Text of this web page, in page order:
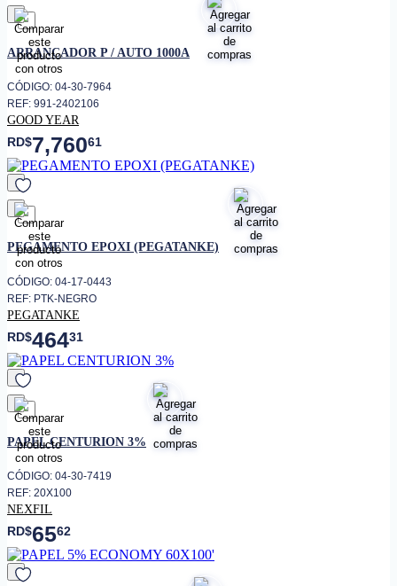
favorito
ARRANCADOR P / AUTO 1000A
CÓDIGO: 04-30-7964
REF: 991-2402106
GOOD YEAR
RD$7,76061
favorito
PEGAMENTO EPOXI (PEGATANKE)
CÓDIGO: 04-17-0443
REF: PTK-NEGRO
PEGATANKE
RD$46431
favorito
PAPEL CENTURION 3%
CÓDIGO: 04-30-7419
REF: 20X100
NEXFIL
RD$6562